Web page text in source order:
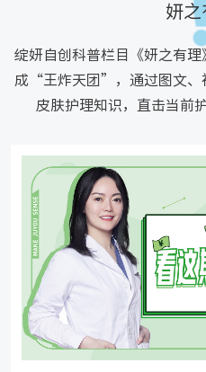
妍之
绽妍自创科普栏目《妍之有
成“王炸天团”，通过图文、
皮肤护理知识，直击当前